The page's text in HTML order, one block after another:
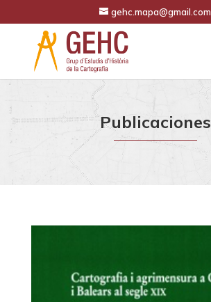
gehc.mapa@gmail.com
Publicaciones